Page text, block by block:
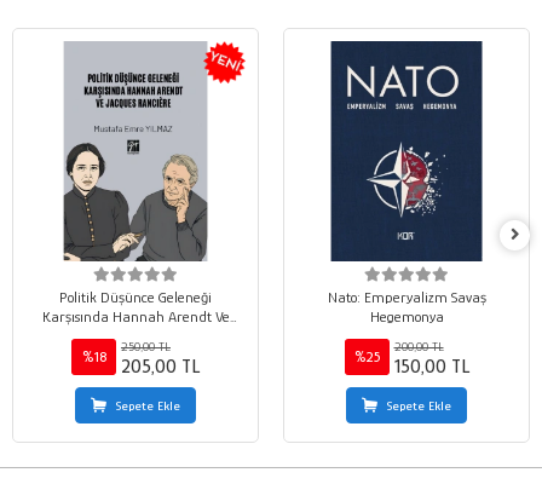
Politik Düşünce Geleneği
Karşısında Hannah Arendt Ve
Jacques Rancıère
%18
250,00 TL
205,00 TL
Sepete Ekle
Nato: Emperyalizm Savaş
Hegemonya
%25
200,00 TL
150,00 TL
Sepete Ekle